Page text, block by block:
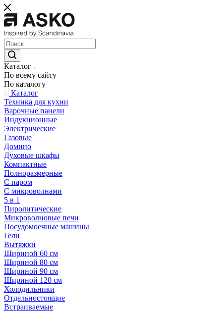
Каталог
По всему сайту
По каталогу
Каталог
Техника для кухни
Варочные панели
Индукционные
Электрические
Газовые
Домино
Духовые шкафы
Компактные
Полноразмерные
C паром
C микроволнами
5 в 1
Пиролитические
Микроволновые печи
Посудомоечные машины
Гели
Вытяжки
Шириной 60 см
Шириной 80 см
Шириной 90 см
Шириной 120 см
Холодильники
Отдельностоящие
Встраиваемые